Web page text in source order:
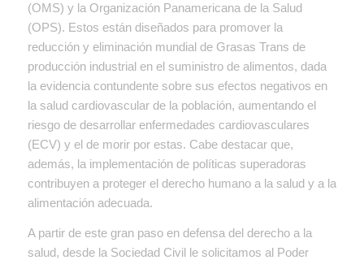
(OMS) y la Organización Panamericana de la Salud
(OPS). Estos están diseñados para promover la
reducción y eliminación mundial de Grasas Trans de
producción industrial en el suministro de alimentos, dada
la evidencia contundente sobre sus efectos negativos en
la salud cardiovascular de la población, aumentando el
riesgo de desarrollar enfermedades cardiovasculares
(ECV) y el de morir por estas. Cabe destacar que,
además, la implementación de políticas superadoras
contribuyen a proteger el derecho humano a la salud y a la
alimentación adecuada.
A partir de este gran paso en defensa del derecho a la
salud, desde la Sociedad Civil le solicitamos al Poder